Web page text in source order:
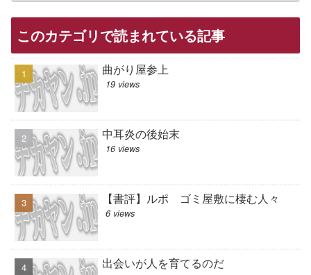
このカテゴリで読まれている記事
曲がり屋参上
19 views
中耳炎の後始末
16 views
【書評】ルポ ゴミ屋敷に棲む人々
6 views
出会いが人を育てるのだ